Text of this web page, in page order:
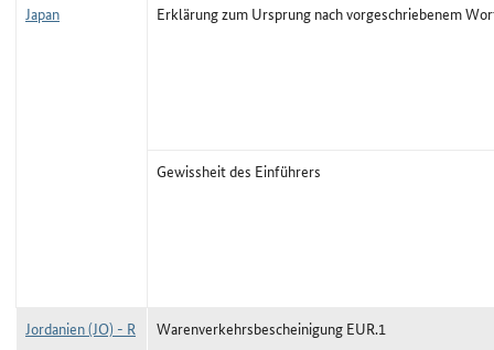
Japan Erklärung zum Ursprung nach vorgeschriebenem
Gewissheit des Einführers
Jordanien (JO) - R Warenverkehrsbescheinigung EUR.1